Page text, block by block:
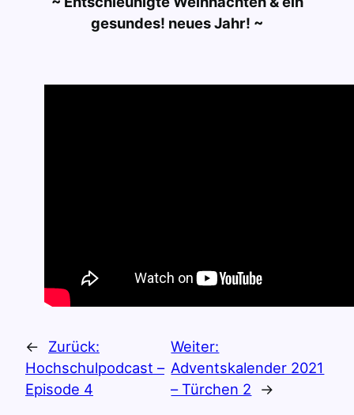
gesundes! neues Jahr! ~
←
Zurück:
Hochschulpodcast –
Episode 4
Weiter:
Adventskalender 2021
– Türchen 2
→